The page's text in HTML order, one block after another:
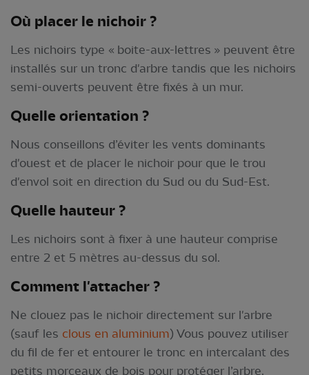
Où placer le nichoir ?
Les nichoirs type « boite-aux-lettres » peuvent être
installés sur un tronc d'arbre tandis que les nichoirs
semi-ouverts peuvent être fixés à un mur.
Quelle orientation ?
Nous conseillons d’éviter les vents dominants
d'ouest et de placer le nichoir pour que le trou
d'envol soit en direction du Sud ou du Sud-Est.
Quelle hauteur ?
Les nichoirs sont à fixer à une hauteur comprise
entre 2 et 5 mètres au-dessus du sol.
Comment l'attacher ?
Ne clouez pas le nichoir directement sur l'arbre
(sauf les clous en aluminium) Vous pouvez utiliser
du fil de fer et entourer le tronc en intercalant des
petits morceaux de bois pour protéger l’arbre.